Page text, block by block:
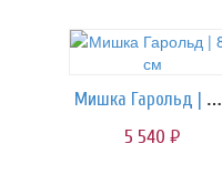
Мишка Гарольд | 80 см
5 540 руб.